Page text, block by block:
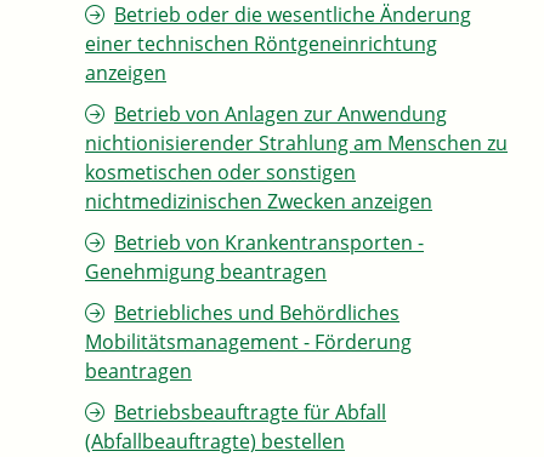
Betrieb oder die wesentliche Änderung
einer technischen Röntgeneinrichtung
anzeigen
Betrieb von Anlagen zur Anwendung
nichtionisierender Strahlung am Menschen zu
kosmetischen oder sonstigen
nichtmedizinischen Zwecken anzeigen
Betrieb von Krankentransporten -
Genehmigung beantragen
Betriebliches und Behördliches
Mobilitätsmanagement - Förderung
beantragen
Betriebsbeauftragte für Abfall
(Abfallbeauftragte) bestellen